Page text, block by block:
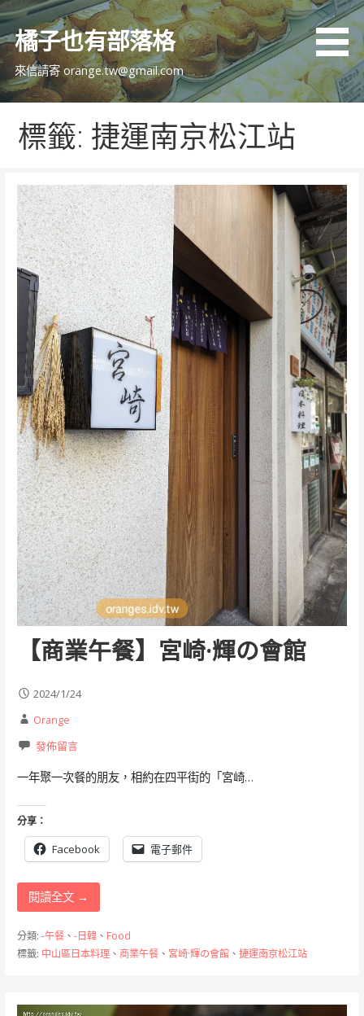
跳
主
內
橘子也有部落格
來信請寄 orange.tw@gmail.com
標籤: 捷運南京松江站
【商業午餐】宮崎·輝の會館
2024/1/24
Orange
發佈留言
一年聚一次餐的朋友，相約在四平街的「宮崎…
分享：
Facebook 電子郵件
閱讀全文 →
分類: -午餐、 -日韓、 Food
標籤: 中山區日本料理、 商業午餐、 宮崎·輝の會館、 捷運南京松江站